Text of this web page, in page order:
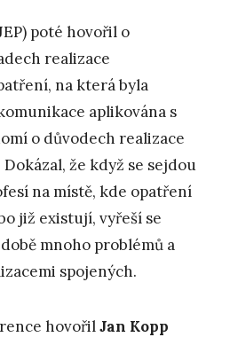
poté hovořil o
realizace
na která byla
aplikována s
o důvodech realizace
že když se sejdou
na místě, kde opatření
již existují, vyřeší se
mnoho problémů a
spojených.
hovořilJan Kopp